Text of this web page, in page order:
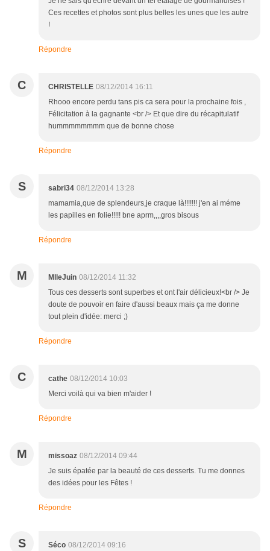
Ces recettes et photos sont plus belles les unes que les autre
!
Répondre
C CHRISTELLE 08/12/2014 16:11
Rhooo encore perdu tans pis ca sera pour la prochaine fois ,
Félicitation à la gagnante <br /> Et que dire du récapitulatif
hummmmmmmm que de bonne chose
Répondre
S sabri34 08/12/2014 13:28
mamamia,que de splendeurs,je craque là!!!!!!! j'en ai méme
les papilles en folie!!!!! bne aprm,,,,gros bisous
Répondre
M MlleJuin 08/12/2014 11:32
Tous ces desserts sont superbes et ont l'air délicieux!<br /> Je
doute de pouvoir en faire d'aussi beaux mais ça me donne
tout plein d'idée: merci ;)
Répondre
C cathe 08/12/2014 10:03
Merci voilà qui va bien m'aider !
Répondre
M missoaz 08/12/2014 09:44
Je suis épatée par la beauté de ces desserts. Tu me donnes
des idées pour les Fêtes !
Répondre
S Séco 08/12/2014 09:16